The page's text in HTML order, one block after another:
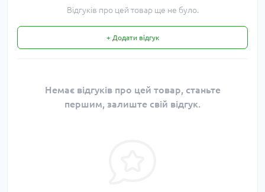
Відгуків про цей товар ще не було.
+ Додати відгук
Немає відгуків про цей товар, станьте
першим, залиште свій відгук.